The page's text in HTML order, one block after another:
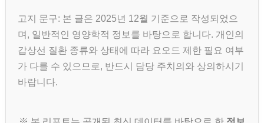
고지 문구: 본 글은 2025년 12월 기준으로 작성되었으
며, 일반적인 영양학적 정보를 바탕으로 합니다. 개인의
갑상선 질환 종류와 상태에 따라 요오드 제한 필요 여부
가 다를 수 있으므로, 반드시 담당 주치의와 상의하시기
바랍니다.